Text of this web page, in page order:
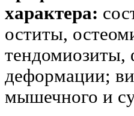
характера:
оститы,
тендомиозиты,
деформации;
мышечного и